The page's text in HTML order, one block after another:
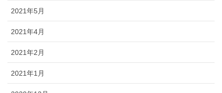
2021年5月
2021年4月
2021年2月
2021年1月